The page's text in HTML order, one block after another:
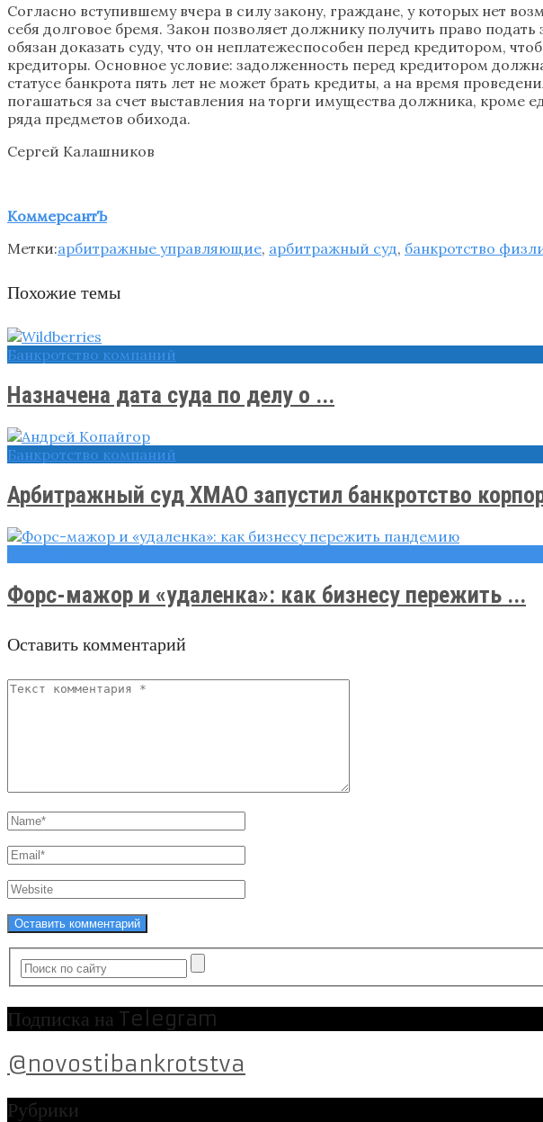
Согласно вступившему вчера в силу закону, граждане, у которых нет
себя долговое бремя. Закон позволяет должнику получить право
обязан доказать суду, что он неплатежеспособен перед кредитором,
кредиторы. Основное условие: задолженность перед кредитором
статусе банкрота пять лет не может брать кредиты, а на время
погашаться за счет выставления на торги имущества должника,
ряда предметов обихода.
Сергей Калашников
КоммерсантЪ
Метки:арбитражные управляющие, арбитражный суд, банкротство
Похожие темы
Банкротство компаний
Назначена дата суда по делу о ...
Банкротство компаний
Арбитражный суд ХМАО запустил банкротство
Форс-мажор и «удаленка»: как бизнесу пережить ...
Оставить комментарий
Подписка на Telegram
@novostibankrotstva
Рубрики